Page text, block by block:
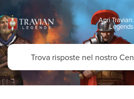
Apri Travian:
Legends